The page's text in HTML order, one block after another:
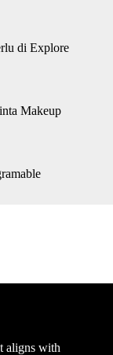
di Explore
Makeup
aligns with